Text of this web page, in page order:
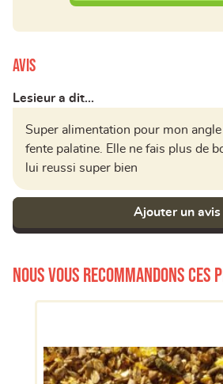
Avis
Lesieur a dit...
Super alimentation pour mon angle
fente palatine. Elle ne fais plus de
lui reussi super bien
Ajouter un avis
Nous vous recommandons ces